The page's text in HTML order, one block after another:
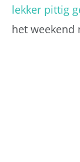
lekker pittig
het weekend